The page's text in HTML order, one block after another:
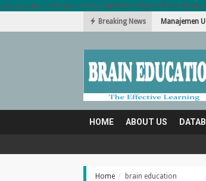
google-site-
Breaking News Manajemen
Memahami
ABOUT US
Backup
Definisi Basis
HOME ABOUT US
Home brain education